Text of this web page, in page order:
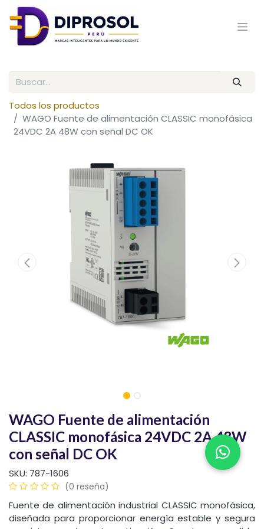
Todos los productos
WAGO Fuente de alimentación CLASSIC monofásica
24VDC 2A 48W con señal DC OK
WAGO Fuente de alimentación
CLASSIC monofásica 24VDC 2A 48W
con señal DC OK
SKU: 787-1606
(0 reseña)
Fuente de alimentación industrial CLASSIC monofásica,
diseñada para proporcionar energía estable y segura